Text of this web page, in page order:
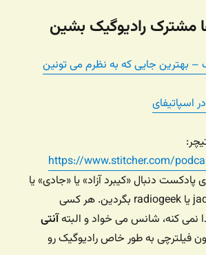
مشترک رادیوگیک بشین
– بهترین جایی که به نظرم می تونین
اسپاتیفای
https://www.stitcher.com/
پادکست دنبال «کیبرد آزاد» یا «جادی» یا
«رادیوگیک» یا jadi یا radiogeek بگردین. هر کسی
نمی کنه، شانس می خواد و البتهآنتی
فیلترچی به طور خاص رادیوگیک رو